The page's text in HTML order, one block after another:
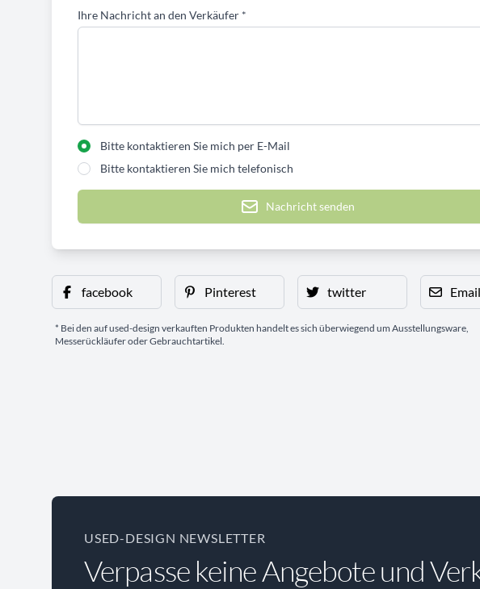
Ihre Nachricht an den Verkäufer *
Bitte kontaktieren Sie mich per E-Mail
Bitte kontaktieren Sie mich telefonisch
Nachricht senden
facebook Pinterest twitter Email
* Bei den auf used-design verkauften Produkten handelt es sich überwiegend um Ausstellungsware,
Messerückläufer oder Gebrauchtartikel.
USED-DESIGN NEWSLETTER
Verpasse keine Angebote und